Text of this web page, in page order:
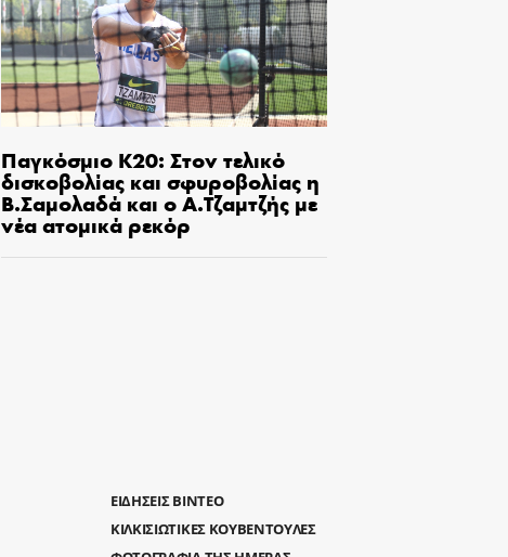
Παγκόσμιο Κ20: Στον τελικό
δισκοβολίας και σφυροβολίας η
Β.Σαμολαδά και ο Α.Τζαμτζής με
νέα ατομικά ρεκόρ
ΕΙΔΗΣΕΙΣ ΒΙΝΤΕΟ
ΚΙΛΚΙΣΙΩΤΙΚΕΣ ΚΟΥΒΕΝΤΟΥΛΕΣ